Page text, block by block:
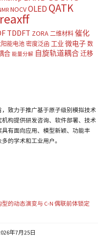
NOCVOLED QATK
reaxff
TDDFT ZORA 二维材料 催化
能电池 密度泛函 工业 微电子 数
合 能量分解 自旋轨道耦合迁移
致力于推广基于原子级别模拟技术
构提供研发咨询、软件部署、技术
有面向应用、模型新颖、功能丰
的学术和工业用户。
的动态演变与 C-N 偶联前体锁定
年7月25日